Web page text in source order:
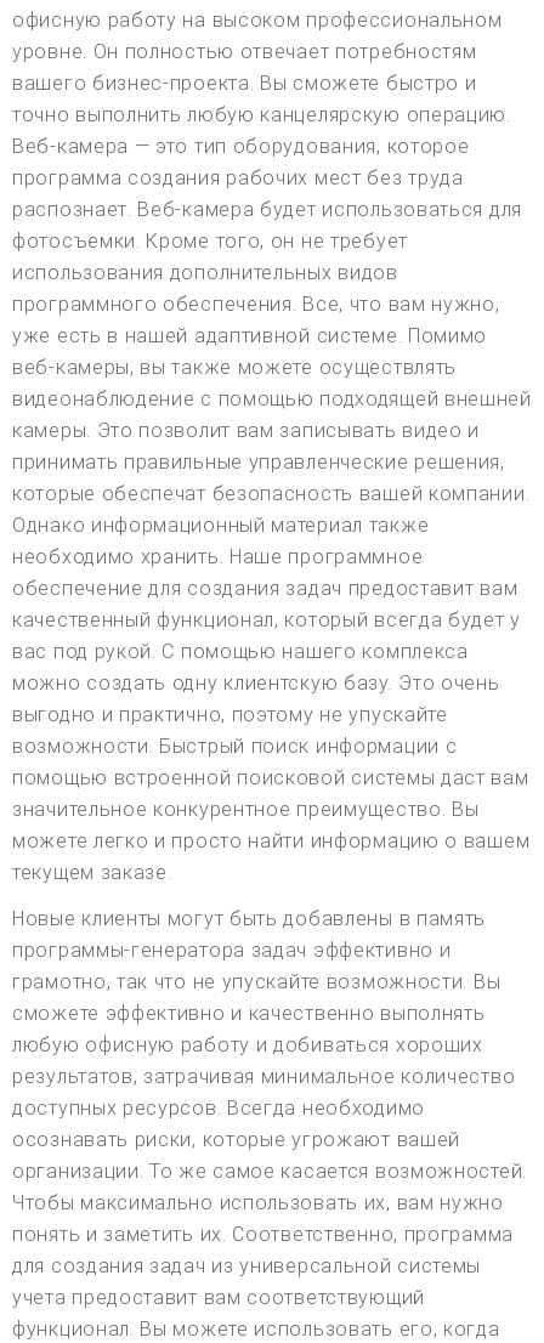
офисную работу на высоком профессиональном
уровне. Он полностью отвечает потребностям
вашего бизнес-проекта. Вы сможете быстро и
точно выполнить любую канцелярскую операцию.
Веб-камера — это тип оборудования, которое
программа создания рабочих мест без труда
распознает. Веб-камера будет использоваться для
фотосъемки. Кроме того, он не требует
использования дополнительных видов
программного обеспечения. Все, что вам нужно,
уже есть в нашей адаптивной системе. Помимо
веб-камеры, вы также можете осуществлять
видеонаблюдение с помощью подходящей внешней
камеры. Это позволит вам записывать видео и
принимать правильные управленческие решения,
которые обеспечат безопасность вашей компании.
Однако информационный материал также
необходимо хранить. Наше программное
обеспечение для создания задач предоставит вам
качественный функционал, который всегда будет у
вас под рукой. С помощью нашего комплекса
можно создать одну клиентскую базу. Это очень
выгодно и практично, поэтому не упускайте
возможности. Быстрый поиск информации с
помощью встроенной поисковой системы даст вам
значительное конкурентное преимущество. Вы
можете легко и просто найти информацию о вашем
текущем заказе.
Новые клиенты могут быть добавлены в память
программы-генератора задач эффективно и
грамотно, так что не упускайте возможности. Вы
сможете эффективно и качественно выполнять
любую офисную работу и добиваться хороших
результатов, затрачивая минимальное количество
доступных ресурсов. Всегда необходимо
осознавать риски, которые угрожают вашей
организации. То же самое касается возможностей.
Чтобы максимально использовать их, вам нужно
понять и заметить их. Соответственно, программа
для создания задач из универсальной системы
учета предоставит вам соответствующий
функционал. Вы можете использовать его, когда